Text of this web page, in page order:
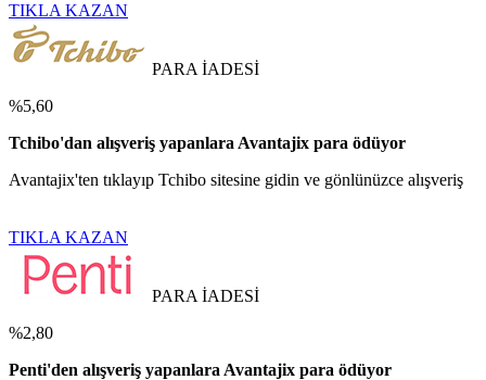
TIKLA KAZAN
PARA İADESİ
%5,60
Tchibo'dan alışveriş yapanlara Avantajix para ödüyor
Avantajix'ten tıklayıp Tchibo sitesine gidin ve gönlünüzce alışveriş
TIKLA KAZAN
PARA İADESİ
%2,80
Penti'den alışveriş yapanlara Avantajix para ödüyor